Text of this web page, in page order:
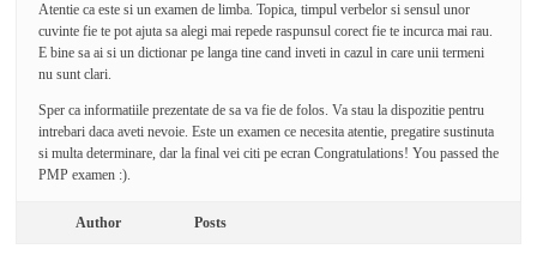
Atentie ca este si un examen de limba. Topica, timpul verbelor si sensul unor
cuvinte fie te pot ajuta sa alegi mai repede raspunsul corect fie te incurca mai rau.
E bine sa ai si un dictionar pe langa tine cand inveti in cazul in care unii termeni
nu sunt clari.
Sper ca informatiile prezentate de sa va fie de folos. Va stau la dispozitie pentru
intrebari daca aveti nevoie. Este un examen ce necesita atentie, pregatire sustinuta
si multa determinare, dar la final vei citi pe ecran Congratulations! You passed the
PMP examen :).
Author Posts